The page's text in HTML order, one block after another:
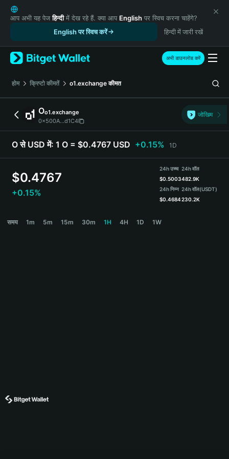
English
日本語
Русский
Español (Latinoamérica)
Türkçe
Italiano
简体中文
繁體中文
Português (Portugal)
हिन्दी
Español (Argentina)
आप अभी यह पेजहिन्दीमें देख रहे हैं. क्या आप English पर स्विच करना चाहेंगे?
English पर स्विच करें
हिन्दी में जारी रखें
अभी डाउनलोड करें
होम क्रिप्टो कीमतें o1.exchange कीमत
Oo1.exchange
0x500A...d1C4
जोखिम
O से USD में: 1 O = $0.4767 USD +0.15% 1D
$0.4767
+0.15%
24h उच्च
$0.5003
24h निम्न
$0.4684
24h वॉल
482.9K
24h वॉल(USDT)
230.2K
समय 1m 5m 15m 30m 1H 4H 1D 1W